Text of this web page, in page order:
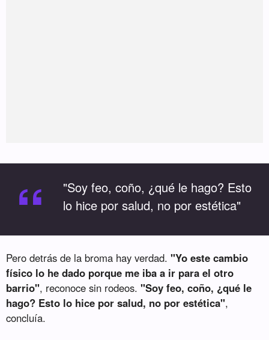
“
"Soy feo, coño, ¿qué le hago? Esto
lo hice por salud, no por estética"
Pero detrás de la broma hay verdad."Yo este cambio
físico lo he dado porque me iba a ir para el otro
barrio", reconoce sin rodeos."Soy feo, coño, ¿qué le
hago? Esto lo hice por salud, no por estética",
concluía.